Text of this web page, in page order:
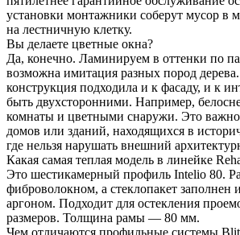
установки монтажники соберут мусор в
на лестничную клетку.
Вы делаете цветные окна?
Да, конечно. Ламинируем в оттенки по
возможна имитация разных пород
конструкция подходила и к фасаду, и к
быть двухсторонними. Например,
комнаты и цветными снаружи. Это важно
домов или зданий, находящихся в
где нельзя нарушать внешний
Какая самая теплая модель в линейке
Это шестикамерный профиль Intelio 80.
фиброволокном, а стеклопакет заполнен
аргоном. Подходит для остекления
размеров. Толщина рамы — 80 мм.
Чем отличаются профильные системы